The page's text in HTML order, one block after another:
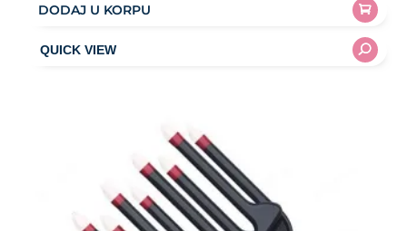
DODAJ U KORPU